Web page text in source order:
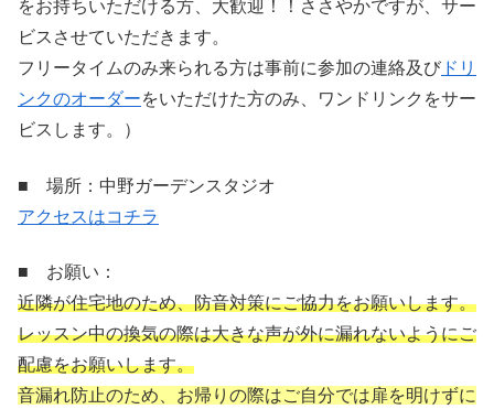
をお持ちいただける方、大歓迎！！ささやかですが、サー
ビスさせていただきます。
フリータイムのみ来られる方は事前に参加の連絡及び ドリ
ンクのオーダーをいただけた方のみ、ワンドリンクをサー
ビスします。）
■ 場所：中野ガーデンスタジオ
アクセスはコチラ
■ お願い：
近隣が住宅地のため、防音対策にご協力をお願いします。
レッスン中の換気の際は大きな声が外に漏れないようにご
配慮をお願いします。
音漏れ防止のため、お帰りの際はご自分では扉を明けずに